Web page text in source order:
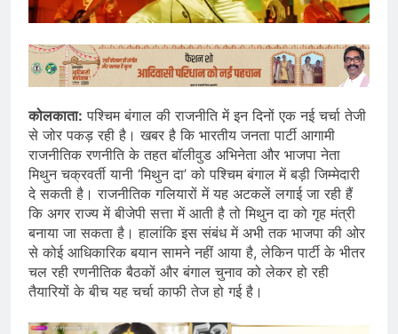
कोलकाता: पश्चिम बंगाल की राजनीति में इन दिनों एक नई चर्चा तेजी
से जोर पकड़ रही है। खबर है कि भारतीय जनता पार्टी आगामी
राजनीतिक रणनीति के तहत बॉलीवुड अभिनेता और भाजपा नेता
मिथुन चक्रवर्ती यानी ‘मिथुन दा’ को पश्चिम बंगाल में बड़ी जिम्मेदारी
दे सकती है। राजनीतिक गलियारों में यह अटकलें लगाई जा रही हैं
कि अगर राज्य में बीजेपी सत्ता में आती है तो मिथुन दा को गृह मंत्री
बनाया जा सकता है। हालांकि इस संबंध में अभी तक भाजपा की ओर
से कोई आधिकारिक बयान सामने नहीं आया है, लेकिन पार्टी के भीतर
चल रही रणनीतिक बैठकों और बंगाल चुनाव को लेकर हो रही
तैयारियों के बीच यह चर्चा काफी तेज हो गई है।